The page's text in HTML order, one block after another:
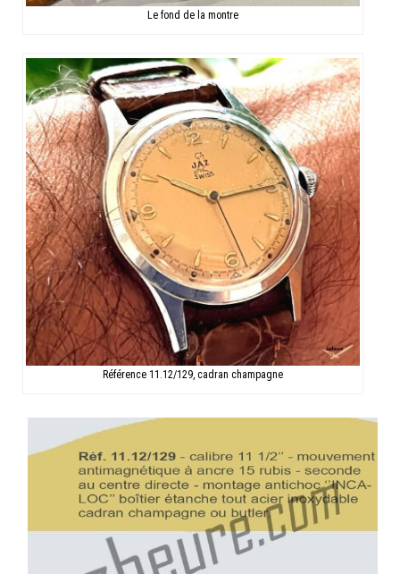
Le fond de la montre
Référence 11.12/129, cadran champagne